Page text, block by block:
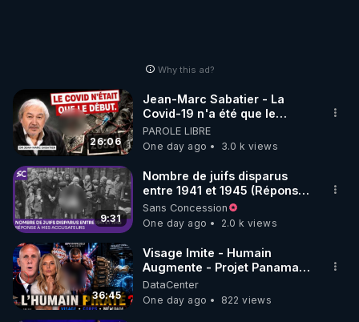
Why this ad?
26:06
Jean-Marc Sabatier - La
Covid-19 n'a été que le
début - L'ARNm & l'ARNm-aa
jusqu où auront-t-il ?
PAROLE LIBRE
One day ago
3.0 k views
9:31
Nombre de juifs disparus
entre 1941 et 1945 (Réponse
à mes accusateurs)
Sans Concession
One day ago
2.0 k views
36:45
Visage Imite - Humain
Augmente - Projet Panama
AI - Bienvenue dans la
dystopie - Mazikeen
DataCenter
One day ago
822 views